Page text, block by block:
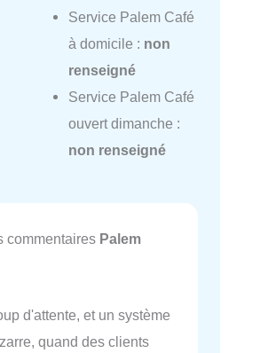
Service Palem Café
à domicile : non
renseigné
Service Palem Café
ouvert dimanche :
non renseigné
commentaires Palem
d'attente, et un système
quand des clients